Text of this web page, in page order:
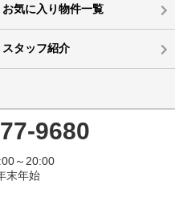
お気に入り物件一覧
スタッフ紹介
9680
～20:00
末年始